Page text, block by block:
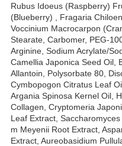
Rubus Idoeus (Raspberry)
(Blueberry) , Fragaria
Voccinium Macrocarpon
Stearate, Carbomer, PEG-
Arginine, Sodium Acrylate/
Camellia Japonica Seed Oil,
Allantoin, Polysorbate 80,
Cymbopogon Citratus Leaf
Argania Spinosa Kernel Oil,
Collagen, Cryptomeria
Leaf Extract,
m Meyenii Root Extract,
Extract, Aureobasidium